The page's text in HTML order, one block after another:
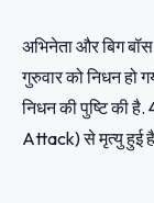
अभिनेता और बिग
गुरुवार को निधन हो
निधन की पुष्टि की है.
Attack) से मृत्यु हुई